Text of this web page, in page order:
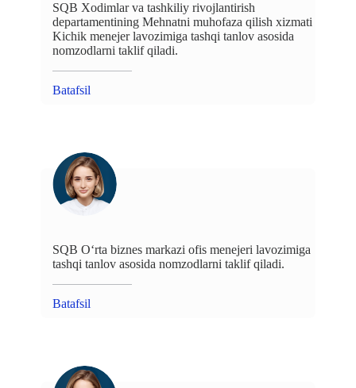
SQB Xodimlar va tashkiliy rivojlantirish
departamentining Mehnatni muhofaza qilish xizmati
Kichik menejer lavozimiga tashqi tanlov asosida
nomzodlarni taklif qiladi.
Batafsil
SQB O‘rta biznes markazi ofis menejeri lavozimiga
tashqi tanlov asosida nomzodlarni taklif qiladi.
Batafsil